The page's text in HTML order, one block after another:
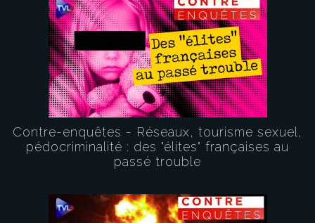
Contre-enquêtes - Réseaux, tourisme sexuel,
pédocriminalité : des "élites" françaises au
passé trouble